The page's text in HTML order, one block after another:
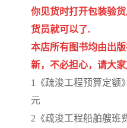
你见货时打开包装验
货员就可以了.
本店所有图书均由出
新，不必担心，请大
1《疏浚工程预算定额
元
2《疏浚工程船舶艘班